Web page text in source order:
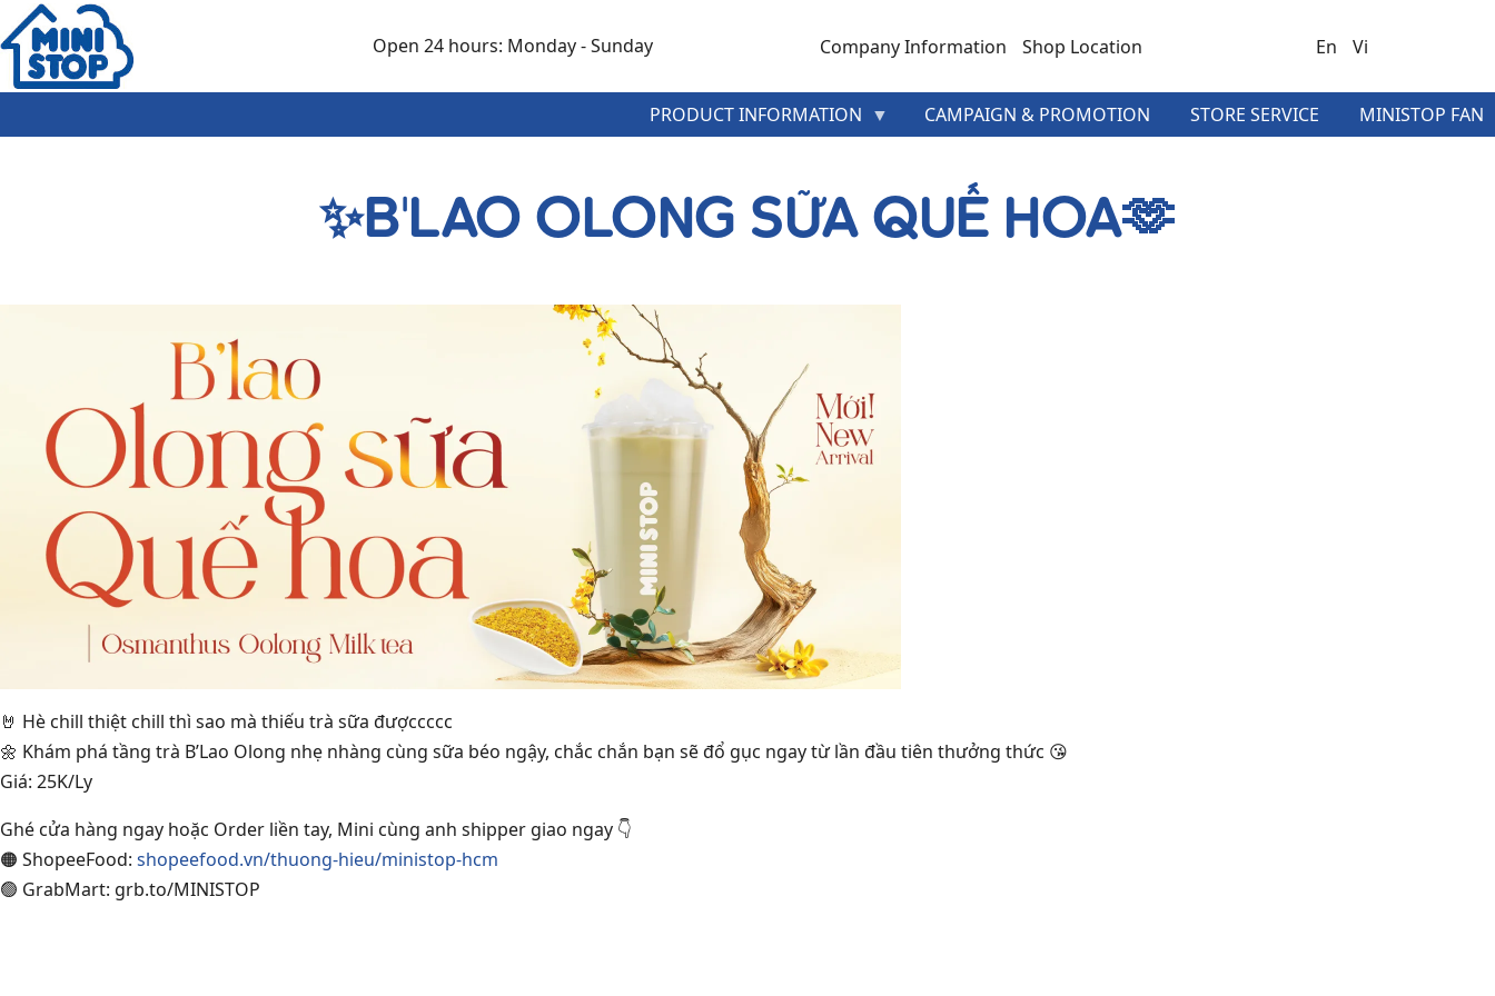
Skip to main content
Open 24 hours: Monday - Sunday
MENU
HEADER
TOP
Company Information Shop Location En Vi
PRODUCT INFORMATION CAMPAIGN & PROMOTION STORE SERVICE MINISTOP FAN
✨B'LAO OLONG SỮA QUẾ HOA🫶
🤘 Hè chill thiệt chill thì sao mà thiếu trà sữa đượccccc
🌼 Khám phá tầng trà B’Lao Olong nhẹ nhàng cùng sữa béo ngậy, chắc chắn bạn sẽ đổ gục ngay từ lần đầu tiên thưởng thức 😘
Giá: 25K/Ly
Ghé cửa hàng ngay hoặc Order liền tay, Mini cùng anh shipper giao ngay 👇
🟠 ShopeeFood: shopeefood.vn/thuong-hieu/ministop-hcm
🟢 GrabMart: grb.to/MINISTOP